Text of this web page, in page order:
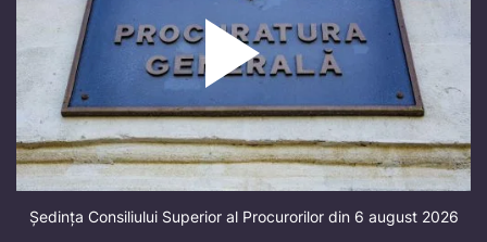
Ședința Consiliului Superior al Procurorilor din 6 august 2026